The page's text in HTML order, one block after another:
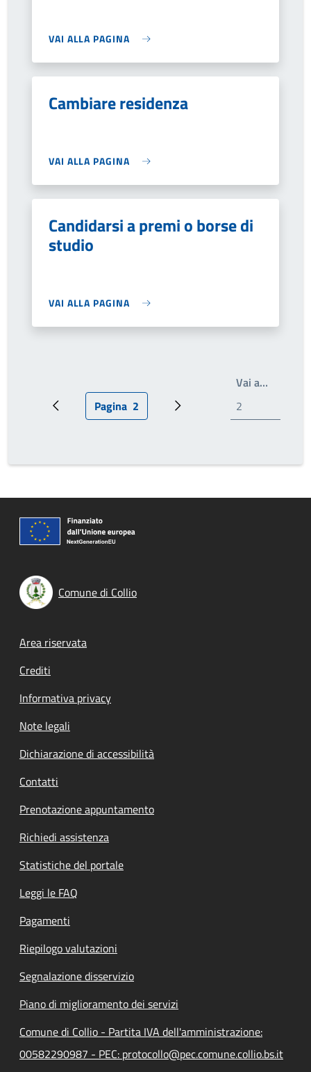
VAI ALLA PAGINA
Cambiare residenza
VAI ALLA PAGINA
Candidarsi a premi o borse di
studio
VAI ALLA PAGINA
Pagina precedentePagina attuale
Pagina 2 Pagina successiva
Vai a…
Comune di Collio
Footer menu
Area riservata
Crediti
Informativa privacy
Note legali
Dichiarazione di accessibilità
Contatti
Prenotazione appuntamento
Richiedi assistenza
Statistiche del portale
Leggi le FAQ
Pagamenti
Riepilogo valutazioni
Segnalazione disservizio
Piano di miglioramento dei servizi
Comune di Collio - Partita IVA dell'amministrazione:
00582290987 - PEC: protocollo@pec.comune.collio.bs.it